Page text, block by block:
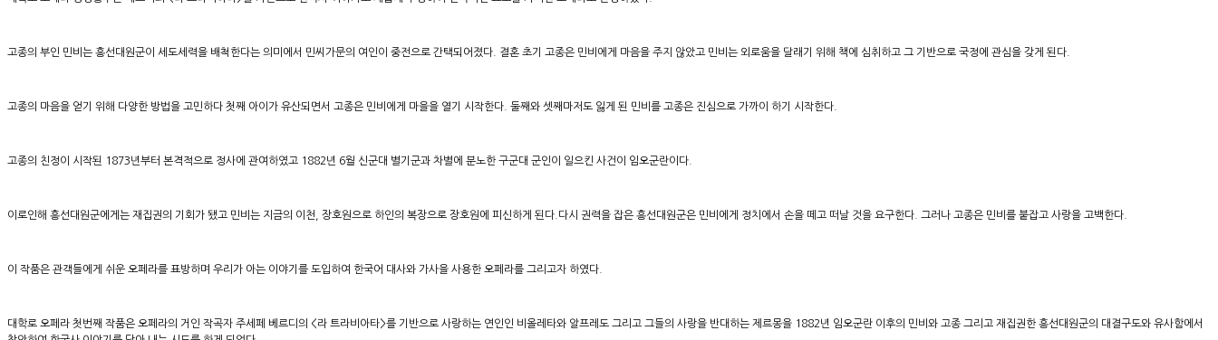
​고종의 부인 민비는 흥선대원군이 세도세력을 배척한다는 의미에서 민씨가문의 여인이 중전으로 간택되어졌다. 결혼 초기 고종은 민비에게 마음을 주지 않았고 민비는 외로움을 달래기 위해 책에 심취하고 그 기반으로 국정에 관심을 갖게 된다.
​고종의 마음을 얻기 위해 다양한 방법을 고민하다 첫째 아이가 유산되면서 고종은 민비에게 마을을 열기 시작한다. 둘째와 셋째마저도 잃게 된 민비를 고종은 진심으로 가까이 하기 시작한다.
​고종의 친정이 시작된 1873년부터 본격적으로 정사에 관여하였고 1882년 6월 신군대 별기군과 차별에 분노한 구군대 군인이 일으킨 사건이 임오군란이다.
이로인해 흥선대원군에게는 재집권의 기회가 됐고 민비는 지금의 이천, 장호원으로 하인의 복장으로 장호원에 피신하게 된다.​다시 권력을 잡은 흥선대원군은 민비에게 정치에서 손을 떼고 떠날 것을 요구한다. 그러나 고종은 민비를 붙잡고 사랑을 고백한다.
​이 작품은 관객들에게 쉬운 오페라를 표방하며 우리가 아는 이야기를 도입하여 한국어 대사와 가사을 사용한 오페라를 그리고자 하였다.
대학로 오페라 첫번째 작품은 오페라의 거인 작곡자 주세페 베르디의 <라 트라비아타>를 기반으로 사랑하는 연인인 비올레타와 알프레도 그리고 그들의 사랑을 반대하는 제르몽을 1882년 임오군란 이후의 민비와 고종 그리고 재집권한 흥선대원군의 대결구도와 유사함에서